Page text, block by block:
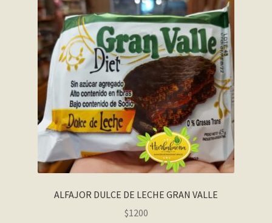
ALFAJOR DULCE DE LECHE GRAN VALLE
$1200